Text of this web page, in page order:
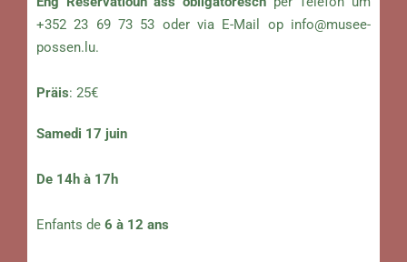
+352 23 69 73 53 oder via E-Mail op info@musee-
possen.lu.
Präis: 25€
Samedi 17 juin
De 14h à 17h
Enfants de 6 à 12 ans